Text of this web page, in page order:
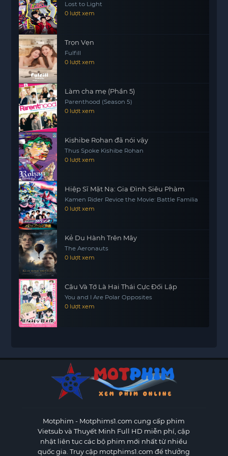
Khi sự kiện kết thúc, anh chàng trở về với nhiều
kỷ niệm đáng nhớ và cảm giác hài lòng. Đây là
một trải nghiệm mà anh sẽ không bao giờ quên,
và chắc chắn sẽ khiến anh tìm kiếm thêm nhiều
cơ hội tương tự trong tương lai.
Lost to Light
0 lượt xem
Trọn Vẹn
Fulfill
0 lượt xem
Làm cha mẹ (Phần 5)
Parenthood (Season 5)
0 lượt xem
Kishibe Rohan đã nói vậy
Thus Spoke Kishibe Rohan
0 lượt xem
Hiệp Sĩ Mặt Nạ: Gia Đình Siêu Phàm
Kamen Rider Revice the Movie: Battle Familia
0 lượt xem
Kẻ Du Hành Trên Mây
The Aeronauts
0 lượt xem
Cậu Và Tớ Là Hai Thái Cực Đối Lập
You and I Are Polar Opposites
0 lượt xem
Motphim - Motphims1.com cung cấp phim
Vietsub và Thuyết Minh Full HD miễn phí, cập
nhật liên tục các bộ phim mới nhất từ nhiều
quốc gia. Truy cập motphims1.com để thưởng